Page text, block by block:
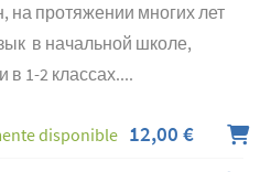
на протяжении многих лет
в начальной школе,
1-2 классах....
disponible 12,00 €